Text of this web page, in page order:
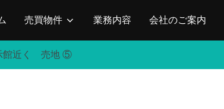
売買物件 業務内容 会社のご案内
館近く 売地 ⑤